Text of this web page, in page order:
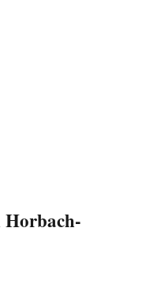
Horbach-